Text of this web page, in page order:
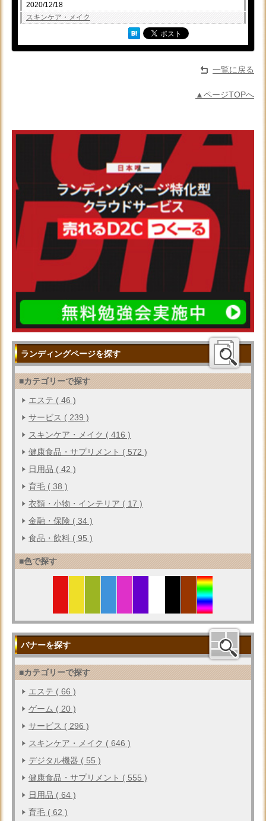
2020/12/18
スキンケア・メイク
一覧に戻る
▲ページTOPへ
ランディングページを探す
■カテゴリーで探す
エステ ( 46 )
サービス ( 239 )
スキンケア・メイク ( 416 )
健康食品・サプリメント ( 572 )
日用品 ( 42 )
育毛 ( 38 )
衣類・小物・インテリア ( 17 )
金融・保険 ( 34 )
食品・飲料 ( 95 )
■色で探す
バナーを探す
■カテゴリーで探す
エステ ( 66 )
ゲーム ( 20 )
サービス ( 296 )
スキンケア・メイク ( 646 )
デジタル機器 ( 55 )
健康食品・サプリメント ( 555 )
日用品 ( 64 )
育毛 ( 62 )